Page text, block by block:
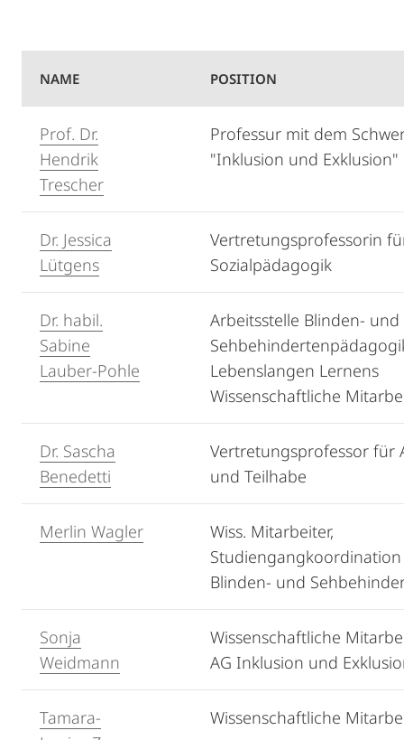
NAME POSITION
Prof. Dr.
Hendrik
Trescher
Professur mit dem
"Inklusion und Exklusion"
Dr. Jessica
Lütgens
Vertretungsprofessorin
Sozialpädagogik
Dr. habil.
Sabine
Lauber-Pohle
Arbeitsstelle Blinden- und
Lebenslangen Lernens
Wissenschaftliche
Dr. Sascha
Benedetti
Vertretungsprofessor für
und Teilhabe
Merlin Wagler
Wiss. Mitarbeiter,
Blinden- und
Sonja
Weidmann
Wissenschaftliche
AG Inklusion und
Tamara-
Wissenschaftliche